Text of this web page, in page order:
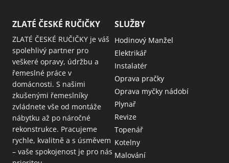
ZLATÉ ČESKÉ RUČIČKY
ZLATÉ ČESKÉ RUČIČKY je váš
spolehlivý partner pro
veškeré opravy, údržbu a
řemeslné práce v
domácnosti. S našimi
zkušenými řemeslníky
zvládnete vše od montáže
nábytku až po náročné
rekonstrukce. Pracujeme
rychle, kvalitně a s úsměvem
– vaše spokojenost je pro nás
SLUŽBY
Hodinový Manžel
Elektrikář
Instalatér
Oprava pračky
Oprava myčky nádobí
Plynař
Revize
Topenář
Kotelny
Malování